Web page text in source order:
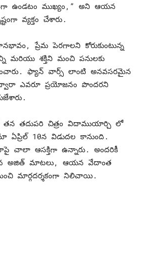
ఉండటం ముఖ్యం,” అని ఆయన
వ్యక్తం చేశారు.
ప్రేమ పెరగాలని కోరుకుంటున్న
శక్తిని మంచి పనులకు
ఫ్యాన్ వార్స్ లాంటి అనవసరమైన
ఎవరూ ప్రయోజనం పొందరని
తన తదుపరి చిత్రం విదాముయార్చి లో
ఏప్రిల్ 10న విడుదల కానుంది.
చాలా ఆసక్తిగా ఉన్నారు. అందరికీ
అజిత్ మాటలు, ఆయన వేదాంత
మార్గదర్శకంగా నిలిచాయి.